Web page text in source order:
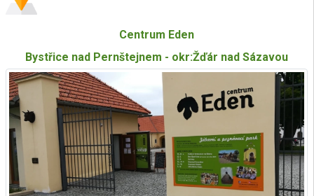
Centrum Eden
Bystřice nad Pernštejnem - okr:Žďár nad Sázavou